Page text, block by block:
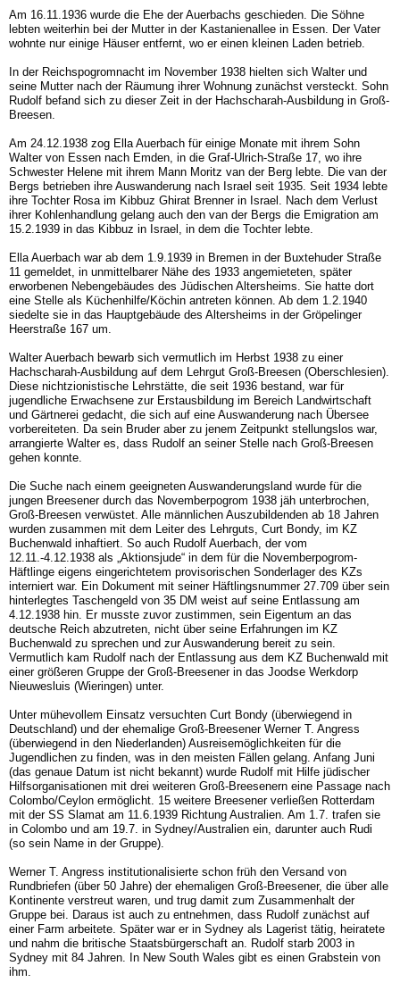
Am 16.11.1936 wurde die Ehe der Auerbachs geschieden. Die Söhne
lebten weiterhin bei der Mutter in der Kastanienallee in Essen. Der Vater
wohnte nur einige Häuser entfernt, wo er einen kleinen Laden betrieb.
In der Reichspogromnacht im November 1938 hielten sich Walter und
seine Mutter nach der Räumung ihrer Wohnung zunächst versteckt. Sohn
Rudolf befand sich zu dieser Zeit in der Hachscharah-Ausbildung in Groß-
Breesen.
Am 24.12.1938 zog Ella Auerbach für einige Monate mit ihrem Sohn
Walter von Essen nach Emden, in die Graf-Ulrich-Straße 17, wo ihre
Schwester Helene mit ihrem Mann Moritz van der Berg lebte. Die van der
Bergs betrieben ihre Auswanderung nach Israel seit 1935. Seit 1934 lebte
ihre Tochter Rosa im Kibbuz Ghirat Brenner in Israel. Nach dem Verlust
ihrer Kohlenhandlung gelang auch den van der Bergs die Emigration am
15.2.1939 in das Kibbuz in Israel, in dem die Tochter lebte.
Ella Auerbach war ab dem 1.9.1939 in Bremen in der Buxtehuder Straße
11 gemeldet, in unmittelbarer Nähe des 1933 angemieteten, später
erworbenen Nebengebäudes des Jüdischen Altersheims. Sie hatte dort
eine Stelle als Küchenhilfe/Köchin antreten können. Ab dem 1.2.1940
siedelte sie in das Hauptgebäude des Altersheims in der Gröpelinger
Heerstraße 167 um.
Walter Auerbach bewarb sich vermutlich im Herbst 1938 zu einer
Hachscharah-Ausbildung auf dem Lehrgut Groß-Breesen (Oberschlesien).
Diese nichtzionistische Lehrstätte, die seit 1936 bestand, war für
jugendliche Erwachsene zur Erstausbildung im Bereich Landwirtschaft
und Gärtnerei gedacht, die sich auf eine Auswanderung nach Übersee
vorbereiteten. Da sein Bruder aber zu jenem Zeitpunkt stellungslos war,
arrangierte Walter es, dass Rudolf an seiner Stelle nach Groß-Breesen
gehen konnte.
Die Suche nach einem geeigneten Auswanderungsland wurde für die
jungen Breesener durch das Novemberpogrom 1938 jäh unterbrochen,
Groß-Breesen verwüstet. Alle männlichen Auszubildenden ab 18 Jahren
wurden zusammen mit dem Leiter des Lehrguts, Curt Bondy, im KZ
Buchenwald inhaftiert. So auch Rudolf Auerbach, der vom
12.11.-4.12.1938 als „Aktionsjude“ in dem für die Novemberpogrom-
Häftlinge eigens eingerichtetem provisorischen Sonderlager des KZs
interniert war. Ein Dokument mit seiner Häftlingsnummer 27.709 über sein
hinterlegtes Taschengeld von 35 DM weist auf seine Entlassung am
4.12.1938 hin. Er musste zuvor zustimmen, sein Eigentum an das
deutsche Reich abzutreten, nicht über seine Erfahrungen im KZ
Buchenwald zu sprechen und zur Auswanderung bereit zu sein.
Vermutlich kam Rudolf nach der Entlassung aus dem KZ Buchenwald mit
einer größeren Gruppe der Groß-Breesener in das Joodse Werkdorp
Nieuwesluis (Wieringen) unter.
Unter mühevollem Einsatz versuchten Curt Bondy (überwiegend in
Deutschland) und der ehemalige Groß-Breesener Werner T. Angress
(überwiegend in den Niederlanden) Ausreisemöglichkeiten für die
Jugendlichen zu finden, was in den meisten Fällen gelang. Anfang Juni
(das genaue Datum ist nicht bekannt) wurde Rudolf mit Hilfe jüdischer
Hilfsorganisationen mit drei weiteren Groß-Breesenern eine Passage nach
Colombo/Ceylon ermöglicht. 15 weitere Breesener verließen Rotterdam
mit der SS Slamat am 11.6.1939 Richtung Australien. Am 1.7. trafen sie
in Colombo und am 19.7. in Sydney/Australien ein, darunter auch Rudi
(so sein Name in der Gruppe).
Werner T. Angress institutionalisierte schon früh den Versand von
Rundbriefen (über 50 Jahre) der ehemaligen Groß-Breesener, die über alle
Kontinente verstreut waren, und trug damit zum Zusammenhalt der
Gruppe bei. Daraus ist auch zu entnehmen, dass Rudolf zunächst auf
einer Farm arbeitete. Später war er in Sydney als Lagerist tätig, heiratete
und nahm die britische Staatsbürgerschaft an. Rudolf starb 2003 in
Sydney mit 84 Jahren. In New South Wales gibt es einen Grabstein von
ihm.